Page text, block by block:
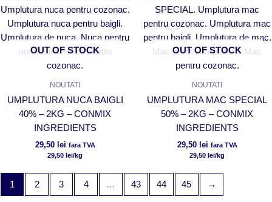
OUT OF STOCK
NOUTATI
UMPLUTURA NUCA BAIGLI
40% – 2KG – CONMIX
INGREDIENTS
29,50 lei fara TVA
29,50 lei/kg
OUT OF STOCK
NOUTATI
UMPLUTURA MAC SPECIAL
50% – 2KG – CONMIX
INGREDIENTS
29,50 lei fara TVA
29,50 lei/kg
1 2 3 4 … 43 44 45 →